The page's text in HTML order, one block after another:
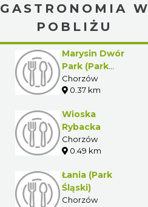
GASTRONOMIA W
POBLIŻU
Marysin Dwór
Park (Park
Śląski)
Chorzów
0.37 km
Wioska
Rybacka
Chorzów
0.49 km
Łania (Park
Śląski)
Chorzów